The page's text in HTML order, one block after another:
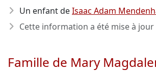
Un enfant deIsaac Adam
Cette information a été mise à
Famille de Mary